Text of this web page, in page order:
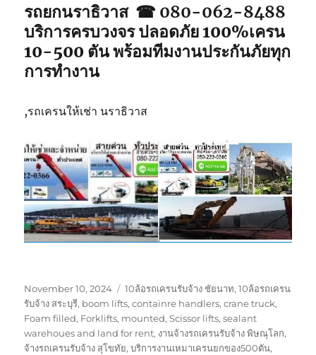
รถยกนราธิวาส ☎ 080-062-8488
บริการครบวงจร ปลอดภัย 100%เครน
10-500 ตัน พร้อมทีมงานประกันภัยทุก
การทำงาน
,รถเครนให้เช่า นราธิวาส
Posted
on
November 10, 2024 Tags
10ล้อรถเครนรับจ้าง ชัยนาท,10ล้อรถเครน
รับจ้าง สระบุรี, boom lifts,containre handlers,crane truck,
Foam filled, Forklifts, mounted,Scissor lifts,sealant
warehoues and land for rent, งานจ้างรถเครนรับจ้าง พิษณุโลก,
จ้างรถเครนรับจ้าง สุโขทัย,บริการงานเหมาเครนยกของ500ตัน,